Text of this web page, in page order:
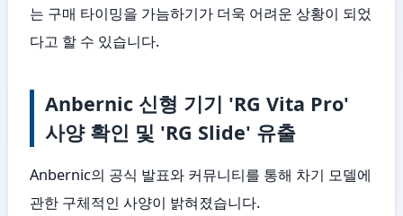
는 구매 타이밍을 가늠하기가 더욱 어려운 상황이 되었
다고 할 수 있습니다.
Anbernic 신형 기기 'RG Vita Pro'
사양 확인 및 'RG Slide' 유출
Anbernic의 공식 발표와 커뮤니티를 통해 차기 모델에
관한 구체적인 사양이 밝혀졌습니다.